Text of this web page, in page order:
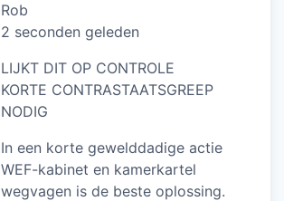
Rob
2 seconden geleden
LIJKT DIT OP CONTROLE
KORTE CONTRASTAATSGREEP
NODIG
In een korte gewelddadige actie
WEF-kabinet en kamerkartel
wegvagen is de beste oplossing.